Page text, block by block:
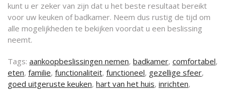
kunt u er zeker van zijn dat u het beste resultaat bereikt
voor uw keuken of badkamer. Neem dus rustig de tijd om
alle mogelijkheden te bekijken voordat u een beslissing
neemt.
Tags: aankoopbeslissingen nemen, badkamer, comfortabel,
eten, familie, functionaliteit, functioneel, gezellige sfeer,
goed uitgeruste keuken, hart van het huis, inrichten,